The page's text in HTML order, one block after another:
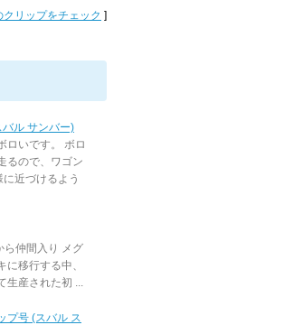
クリップをチェック ]
バル サンバー)
ロいです。 ボロ
るので、ワゴン
近づけるよう
ら仲間入り メグ
に移行する中、
生産された初 ...
プ号 (スバル ス